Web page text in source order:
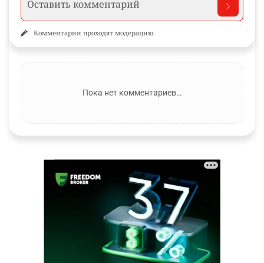
Комментарии проходят модерацию.
Пока нет комментариев…